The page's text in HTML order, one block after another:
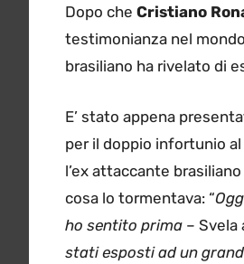
Dopo che Cristiano
testimonianza nel
brasiliano ha rivelato di
E’ stato appena
per il doppio infortunio
l’ex attaccante
cosa lo tormentava: “
ho sentito prima – Svela
stati esposti ad un